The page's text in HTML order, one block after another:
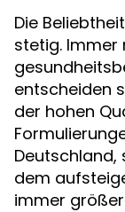
Die
stetig. Immer
entscheiden
der hohen
dem
immer